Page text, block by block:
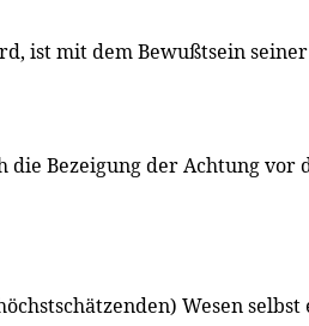
ist mit dem Bewußtsein
die Bezeigung der Achtung vor
Wesen